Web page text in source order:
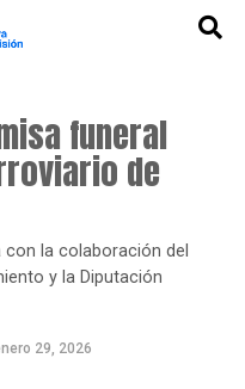
funeral
de
la colaboración del
y la Diputación
29, 2026